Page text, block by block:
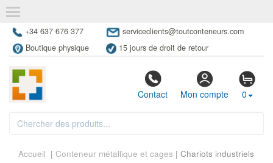
+34 637 676 377
serviceclients@toutconteneurs.com
Boutique physique
15 jours de droit de retour
Contact Mon compte 0
Accueil | Conteneur métallique et cages | Chariots industriels